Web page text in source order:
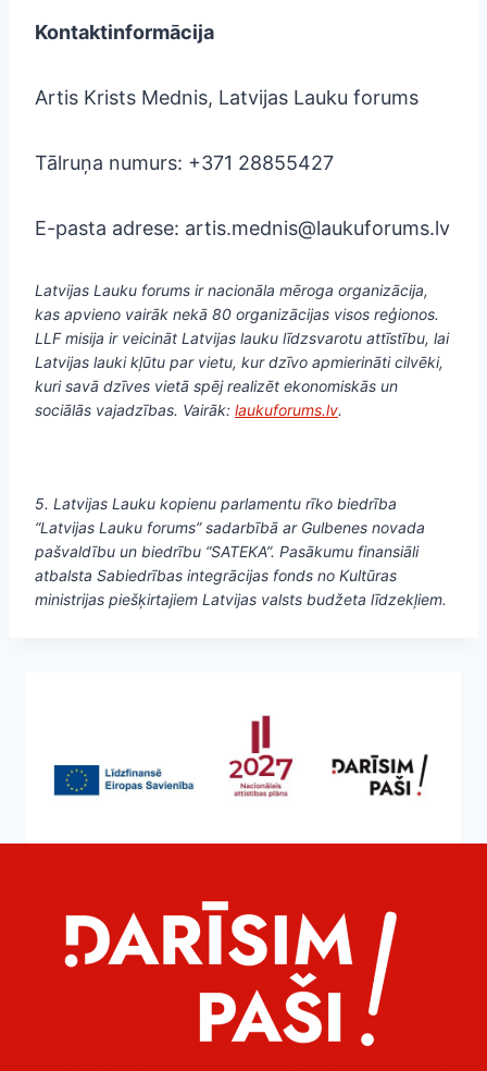
Kontaktinformācija
Artis Krists Mednis, Latvijas Lauku forums
Tālruņa numurs: +371 28855427
E-pasta adrese: artis.mednis@laukuforums.lv
Latvijas Lauku forums ir nacionāla mēroga organizācija,
kas apvieno vairāk nekā 80 organizācijas visos reģionos.
LLF misija ir veicināt Latvijas lauku līdzsvarotu attīstību, lai
Latvijas lauki kļūtu par vietu, kur dzīvo apmierināti cilvēki,
kuri savā dzīves vietā spēj realizēt ekonomiskās un
sociālās vajadzības. Vairāk: laukuforums.lv.
5. Latvijas Lauku kopienu parlamentu rīko biedrība
“Latvijas Lauku forums” sadarbībā ar Gulbenes novada
pašvaldību un biedrību “SATEKA”. Pasākumu finansiāli
atbalsta Sabiedrības integrācijas fonds no Kultūras
ministrijas piešķirtajiem Latvijas valsts budžeta līdzekļiem.